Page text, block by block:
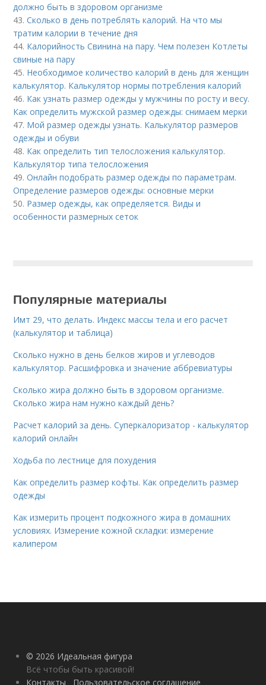
должно быть в здоровом организме
43.Сколько в день потреблять калорий. На что мы
тратим калории в течение дня
44. Калорийность Свинина на пару. Чем полезен Котлеты
свиные на пару
45. Необходимое количество калорий в день для женщин
калькулятор. Калькулятор нормы потребления калорий
46. Как узнать размер одежды у мужчины по росту и весу.
Как определить мужской размер одежды: снимаем мерки
47. Мой размер одежды узнать. Калькулятор размеров
одежды и обуви
48. Как определить тип телосложения калькулятор.
Калькулятор типа телосложения
49.Онлайн подобрать размер одежды по параметрам.
Определение размеров одежды: основные мерки
50. Размер одежды, как определяется. Виды и
особенности размерных сеток
Популярные материалы
Имт 29, что делать. Индекс массы тела и его расчет
(калькулятор и таблица)
Сколько нужно в день белков жиров и углеводов
калькулятор. Расшифровка и значение аббревиатуры
Сколько жира должно быть в здоровом организме.
Сколько жира нам нужно каждый день?
Расчет калорий за день. Суперкалоризатор - калькулятор
калорий онлайн
Ходьба по лестнице для похудения
Как определить размер кофты. Как определить размер
одежды
Как измерить процент подкожного жира в домашних
условиях. Измерение кожной складки: измерение
калипером
© 2026 Идеальная фигура
Всё чтобы быть красивой!
Контакты
Пользовательское соглашение